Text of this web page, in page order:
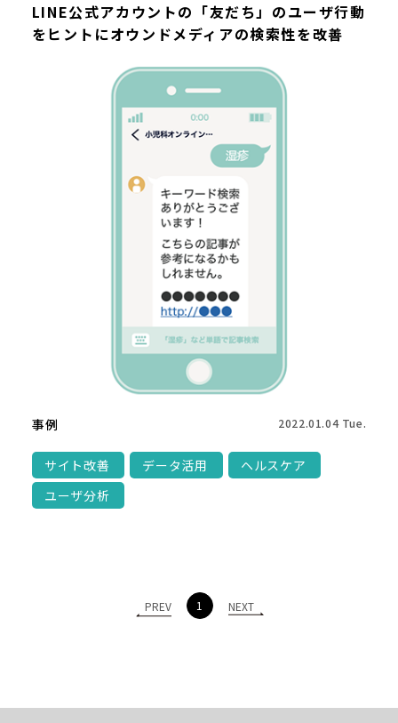
LINE公式アカウントの「友だち」のユーザ行動
をヒントにオウンドメディアの検索性を改善
事例 2022.01.04 Tue.
サイト改善 データ活用
ヘルスケア
ユーザ分析
PREV 1 NEXT